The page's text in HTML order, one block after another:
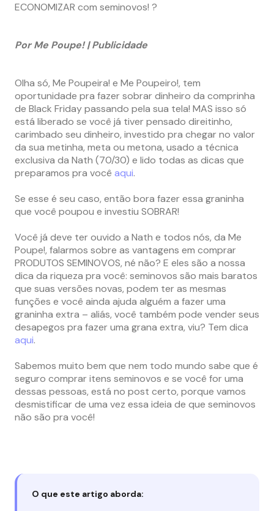
ECONOMIZAR com seminovos! ?
Por Me Poupe! | Publicidade
Olha só, Me Poupeira! e Me Poupeiro!, tem
oportunidade pra fazer sobrar dinheiro da comprinha
de Black Friday passando pela sua tela! MAS isso só
está liberado se você já tiver pensado direitinho,
carimbado seu dinheiro, investido pra chegar no valor
da sua metinha, meta ou metona, usado a técnica
exclusiva da Nath (70/30) e lido todas as dicas que
preparamos pra você aqui.
Se esse é seu caso, então bora fazer essa graninha
que você poupou e investiu SOBRAR!
Você já deve ter ouvido a Nath e todos nós, da Me
Poupe!, falarmos sobre as vantagens em comprar
PRODUTOS SEMINOVOS, né não? E eles são a nossa
dica da riqueza pra você: seminovos são mais baratos
que suas versões novas, podem ter as mesmas
funções e você ainda ajuda alguém a fazer uma
graninha extra – aliás, você também pode vender seus
desapegos pra fazer uma grana extra, viu? Tem dica
aqui.
Sabemos muito bem que nem todo mundo sabe que é
seguro comprar itens seminovos e se você for uma
dessas pessoas, está no post certo, porque vamos
desmistificar de uma vez essa ideia de que seminovos
não são pra você!
O que este artigo aborda: